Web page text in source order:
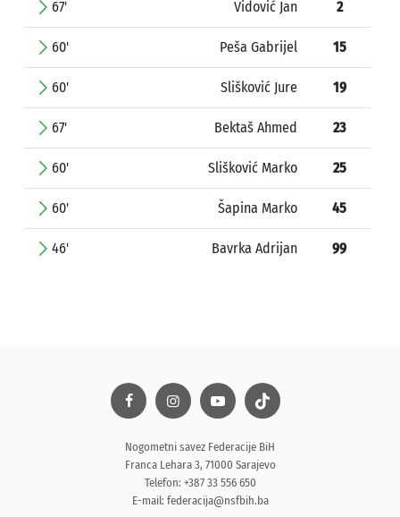
67' Vidović Jan 2
60' Peša Gabrijel 15
60' Slišković Jure 19
67' Bektaš Ahmed 23
60' Slišković Marko 25
60' Šapina Marko 45
46' Bavrka Adrijan 99
Nogometni savez Federacije BiH
Franca Lehara 3, 71000 Sarajevo
Telefon: +387 33 556 650
E-mail: federacija@nsfbih.ba